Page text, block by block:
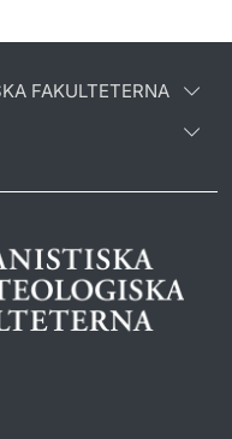
FAKULTETERNA